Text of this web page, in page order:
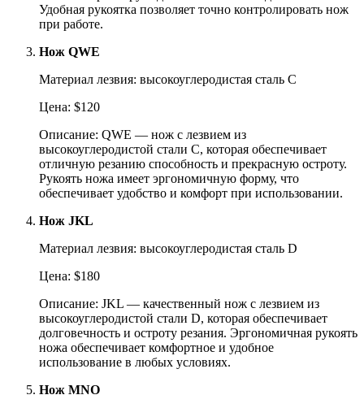
Удобная рукоятка позволяет точно контролировать нож
при работе.
Нож QWE
Материал лезвия: высокоуглеродистая сталь C
Цена: $120
Описание: QWE — нож с лезвием из
высокоуглеродистой стали C, которая обеспечивает
отличную резанию способность и прекрасную остроту.
Рукоять ножа имеет эргономичную форму, что
обеспечивает удобство и комфорт при использовании.
Нож JKL
Материал лезвия: высокоуглеродистая сталь D
Цена: $180
Описание: JKL — качественный нож с лезвием из
высокоуглеродистой стали D, которая обеспечивает
долговечность и остроту резания. Эргономичная рукоять
ножа обеспечивает комфортное и удобное
использование в любых условиях.
Нож MNO